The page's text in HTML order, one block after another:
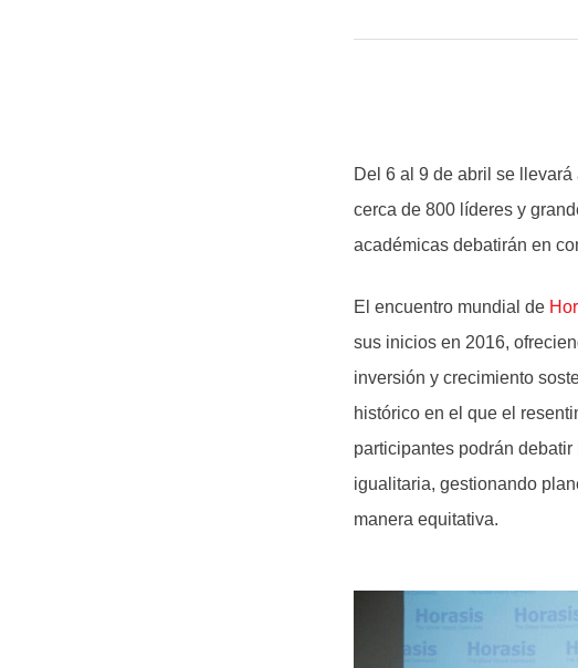
Del 6 al 9 de abril se
cerca de 800 líderes y
académicas debatirán en
El encuentro mundial de
sus inicios en 2016,
inversión y crecimiento
histórico en el que el
participantes podrán
igualitaria, gestionando
manera equitativa.